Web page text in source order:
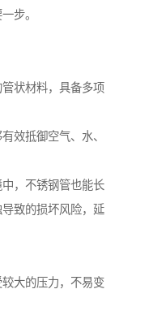
步。
状材料，具备多项
效抵御空气、水、
，不锈钢管也能长
致的损坏风险，延
大的压力，不易变